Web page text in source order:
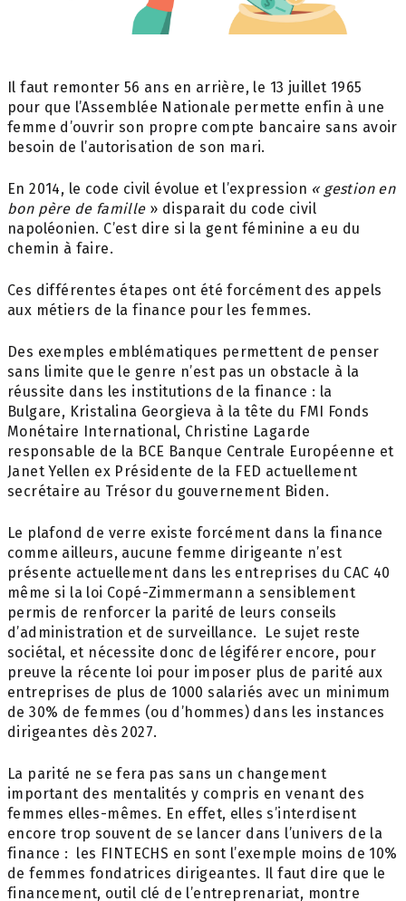
Il faut remonter 56 ans en arrière, le 13 juillet 1965
pour que l’Assemblée Nationale permette enfin à une
femme d’ouvrir son propre compte bancaire sans avoir
besoin de l’autorisation de son mari.
En 2014, le code civil évolue et l’expression « gestion en
bon père de famille» disparait du code civil
napoléonien. C’est dire si la gent féminine a eu du
chemin à faire.
Ces différentes étapes ont été forcément des appels
aux métiers de la finance pour les femmes.
Des exemples emblématiques permettent de penser
sans limite que le genre n’est pas un obstacle à la
réussite dans les institutions de la finance : la
Bulgare, Kristalina Georgieva à la tête du FMI Fonds
Monétaire International, Christine Lagarde
responsable de la BCE Banque Centrale Européenne et
Janet Yellen ex Présidente de la FED actuellement
secrétaire au Trésor du gouvernement Biden.
Le plafond de verre existe forcément dans la finance
comme ailleurs, aucune femme dirigeante n’est
présente actuellement dans les entreprises du CAC 40
même si la loi Copé-Zimmermann a sensiblement
permis de renforcer la parité de leurs conseils
d’administration et de surveillance. Le sujet reste
sociétal, et nécessite donc de légiférer encore, pour
preuve la récente loi pour imposer plus de parité aux
entreprises de plus de 1000 salariés avec un minimum
de 30% de femmes (ou d’hommes) dans les instances
dirigeantes dès 2027.
La parité ne se fera pas sans un changement
important des mentalités y compris en venant des
femmes elles-mêmes. En effet, elles s’interdisent
encore trop souvent de se lancer dans l’univers de la
finance : les FINTECHS en sont l’exemple moins de 10%
de femmes fondatrices dirigeantes. Il faut dire que le
financement, outil clé de l’entreprenariat, montre